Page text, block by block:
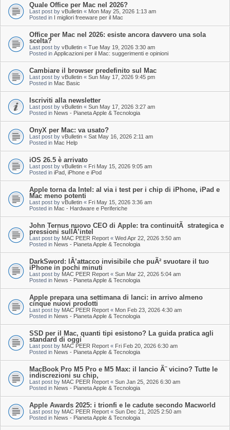
Quale Office per Mac nel 2026?
Last post by vBulletin « Mon May 25, 2026 1:13 am
Posted in I migliori freeware per il Mac
Office per Mac nel 2026: esiste ancora davvero una sola
scelta?
Last post by vBulletin « Tue May 19, 2026 3:30 am
Posted in Applicazioni per il Mac: suggerimenti e opinioni
Cambiare il browser predefinito sul Mac
Last post by vBulletin « Sun May 17, 2026 9:45 pm
Posted in Mac Basic
Iscriviti alla newsletter
Last post by vBulletin « Sun May 17, 2026 3:27 am
Posted in News - Pianeta Apple & Tecnologia
OnyX per Mac: va usato?
Last post by vBulletin « Sat May 16, 2026 2:11 am
Posted in Mac Help
iOS 26.5 è arrivato
Last post by vBulletin « Fri May 15, 2026 9:05 am
Posted in iPad, iPhone e iPod
Apple torna da Intel: al via i test per i chip di iPhone, iPad e
Mac meno potenti
Last post by vBulletin « Fri May 15, 2026 3:36 am
Posted in Mac - Hardware e Periferiche
John Ternus nuovo CEO di Apple: tra continuitÃ strategica e
pressioni sullÂ’intel
Last post by MAC PEER Report « Wed Apr 22, 2026 3:50 am
Posted in News - Pianeta Apple & Tecnologia
DarkSword: lÂ’attacco invisibile che puÃ² svuotare il tuo
iPhone in pochi minuti
Last post by MAC PEER Report « Sun Mar 22, 2026 5:04 am
Posted in News - Pianeta Apple & Tecnologia
Apple prepara una settimana di lanci: in arrivo almeno
cinque nuovi prodotti
Last post by MAC PEER Report « Mon Feb 23, 2026 4:30 am
Posted in News - Pianeta Apple & Tecnologia
SSD per il Mac, quanti tipi esistono? La guida pratica agli
standard di oggi
Last post by MAC PEER Report « Fri Feb 20, 2026 6:30 am
Posted in News - Pianeta Apple & Tecnologia
MacBook Pro M5 Pro e M5 Max: il lancio Ã¨ vicino? Tutte le
indiscrezioni su chip,
Last post by MAC PEER Report « Sun Jan 25, 2026 6:30 am
Posted in News - Pianeta Apple & Tecnologia
Apple Awards 2025: i trionfi e le cadute secondo Macworld
Last post by MAC PEER Report « Sun Dec 21, 2025 2:50 am
Posted in News - Pianeta Apple & Tecnologia